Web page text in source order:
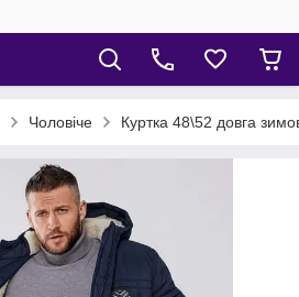
Чоловіче Куртка 48\52 довга